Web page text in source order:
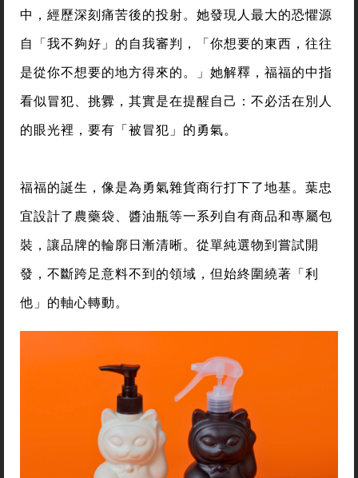
中，經歷深刻痛苦後的投射。她發現人最大的恐懼源
自「我不夠好」的自我審判，「你想要的東西，往往
是從你不想要的地方得來的。」她解釋，福福的中指
看似冒犯、挑釁，其實是在提醒自己：不必活在別人
的眼光裡，要有「被冒犯」的勇氣。
福福的誕生，像是為勇氣雜貨商行打下了地基。葉忠
宜設計了農藥袋、醬油瓶等一系列自有商品和專屬包
裝，讓品牌的輪廓日漸清晰。從單純選物到嘗試開
發，不斷跨足意料不到的領域，但始終圍繞著「利
他」的軸心轉動。